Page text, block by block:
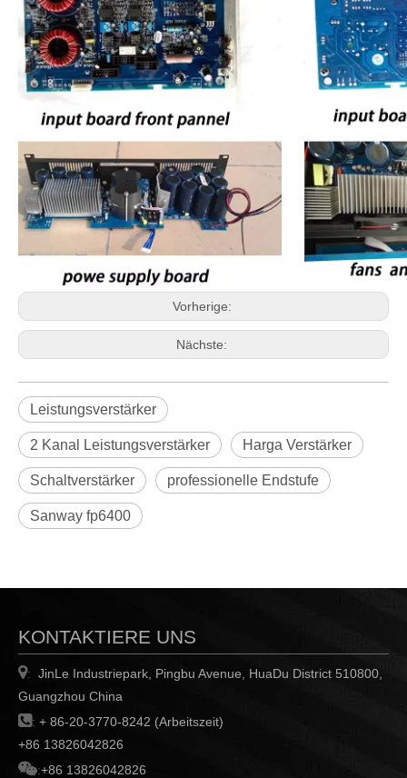
Vorherige:
Nächste:
Leistungsverstärker
2 Kanal Leistungsverstärker Harga Verstärker
Schaltverstärker professionelle Endstufe
Sanway fp6400
KONTAKTIERE UNS
:
JinLe Industriepark, Pingbu Avenue, HuaDu District 510800,
Guangzhou China
: + 86-20-3770-8242 (Arbeitszeit)
+86 13826042826
:+86 13826042826